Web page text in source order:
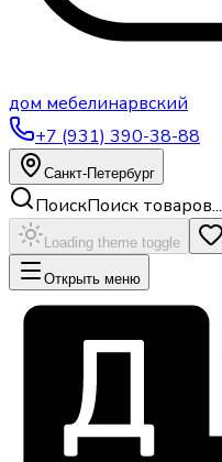
дом мебелинарвский
+7 (931) 390-38-88
Санкт-Петербург
ПоискПоиск товаров...
Loading theme toggle
Открыть меню